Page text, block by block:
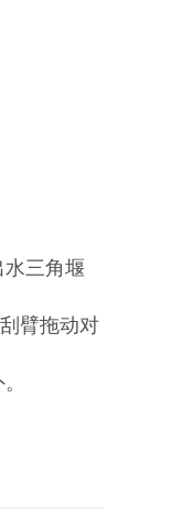
三角堰
臂拖动对